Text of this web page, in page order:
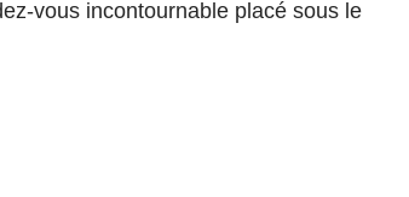
vous incontournable placé sous le